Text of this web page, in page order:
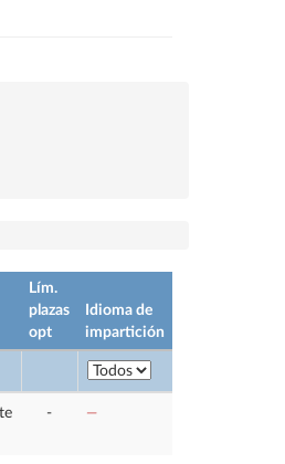
Lím.
plazas
opt
Idioma de
impartición
- —